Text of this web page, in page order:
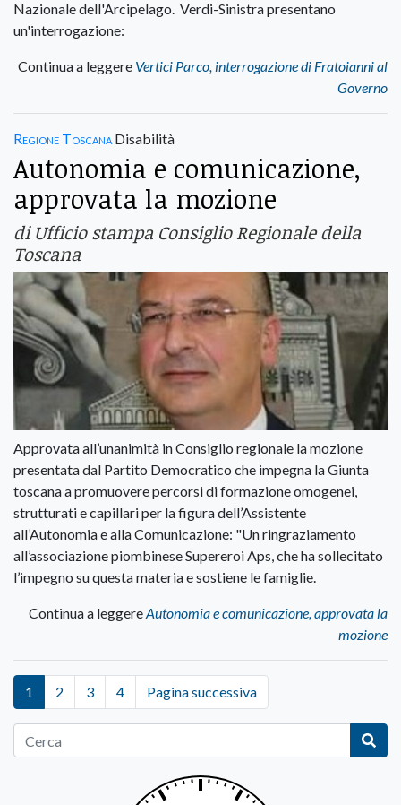
Nazionale dell'Arcipelago. Verdi-Sinistra presentano
un'interrogazione:
Continua a leggere Vertici Parco, interrogazione di Fratoianni al
Governo
Regione Toscana Disabilità
Autonomia e comunicazione,
approvata la mozione
di Ufficio stampa Consiglio Regionale della
Toscana
Approvata all’unanimità in Consiglio regionale la mozione
presentata dal Partito Democratico che impegna la Giunta
toscana a promuovere percorsi di formazione omogenei,
strutturati e capillari per la figura dell’Assistente
all’Autonomia e alla Comunicazione: "Un ringraziamento
all’associazione piombinese Supereroi Aps, che ha sollecitato
l’impegno su questa materia e sostiene le famiglie.
Continua a leggereAutonomia e comunicazione, approvata la
mozione
1 2 3 4 Pagina successiva